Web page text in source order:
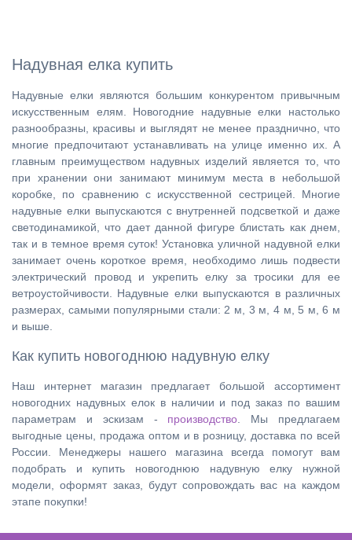
Надувная елка купить
Надувные елки являются большим конкурентом привычным
искусственным елям. Новогодние надувные елки настолько
разнообразны, красивы и выглядят не менее празднично, что
многие предпочитают устанавливать на улице именно их. А
главным преимуществом надувных изделий является то, что
при хранении они занимают минимум места в небольшой
коробке, по сравнению с искусственной сестрицей. Многие
надувные елки выпускаются с внутренней подсветкой и даже
светодинамикой, что дает данной фигуре блистать как днем,
так и в темное время суток! Установка уличной надувной елки
занимает очень короткое время, необходимо лишь подвести
электрический провод и укрепить елку за тросики для ее
ветроустойчивости. Надувные елки выпускаются в различных
размерах, самыми популярными стали: 2 м, 3 м, 4 м, 5 м, 6 м
и выше.
Как купить новогоднюю надувную елку
Наш интернет магазин предлагает большой ассортимент
новогодних надувных елок в наличии и под заказ по вашим
параметрам и эскизам - производство . Мы предлагаем
выгодные цены, продажа оптом и в розницу, доставка по всей
России. Менеджеры нашего магазина всегда помогут вам
подобрать и купить новогоднюю надувную елку нужной
модели, оформят заказ, будут сопровождать вас на каждом
этапе покупки!